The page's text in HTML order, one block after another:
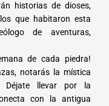
historias de dioses,
que habitaron esta
de aventuras,
de cada piedra!
notarás la mística
Déjate llevar por la
con la antigua